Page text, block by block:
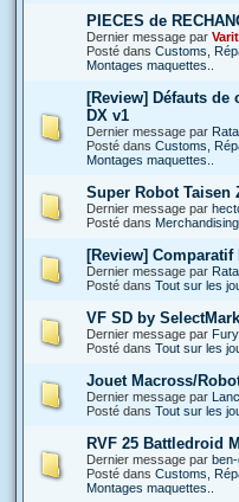
PIECES de
Dernier message par
Posté dans Customs,
Montages maquettes..
[Review] Défauts de
DX v1
Dernier message par
Posté dans Customs,
Montages maquettes..
Super Robot Taisen
Dernier message par
Posté dans
[Review] Comparatif
Dernier message par
Posté dans Tout sur les
VF SD by SelectMark
Dernier message par Fury
Posté dans Tout sur les
Jouet Macross/
Dernier message par
Posté dans Tout sur les
RVF 25 Battledroid
Dernier message par
Posté dans Customs,
Montages maquettes..